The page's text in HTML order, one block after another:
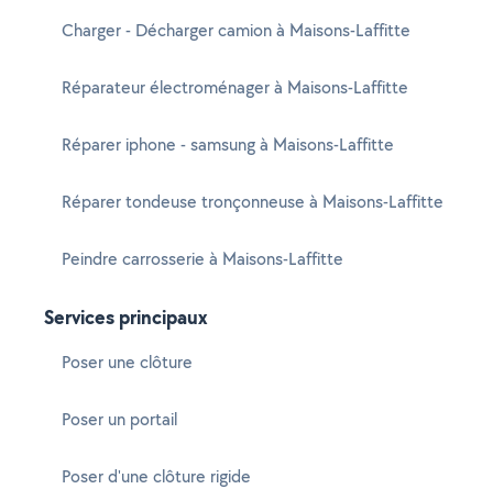
Charger - Décharger camion à Maisons-Laffitte
Réparateur électroménager à Maisons-Laffitte
Réparer iphone - samsung à Maisons-Laffitte
Réparer tondeuse tronçonneuse à Maisons-Laffitte
Peindre carrosserie à Maisons-Laffitte
Services principaux
Poser une clôture
Poser un portail
Poser d'une clôture rigide